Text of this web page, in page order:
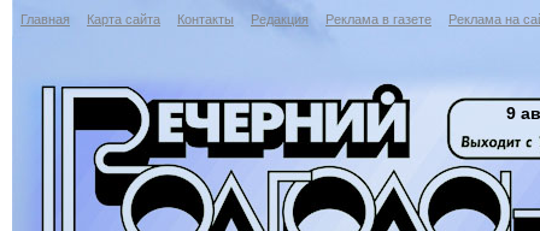
Главная Карта сайта Контакты Редакция Реклама в газете Реклама на
9